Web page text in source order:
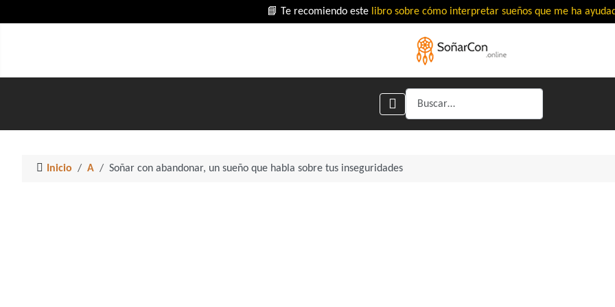
📘 Te recomiendo este libro sobre cómo interpretar sueños que me ha
Buscar
Inicio A Soñar con abandonar, un sueño que habla sobre tus inseguridades